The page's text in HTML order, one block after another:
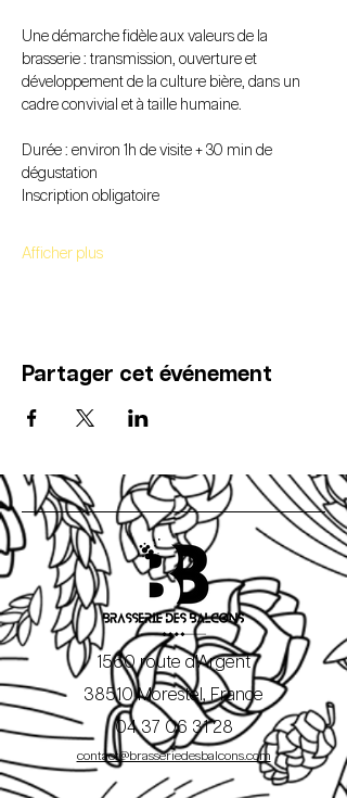
Une démarche fidèle aux valeurs de la
brasserie : transmission, ouverture et
développement de la culture bière, dans un
cadre convivial et à taille humaine.
Durée : environ 1h de visite + 30 min de
dégustation
Inscription obligatoire
Afficher plus
Partager cet événement
1560 route d'Argent
38510 Morestel, France
04 37 06 31 28
contact@brasseriedesbalcons.com